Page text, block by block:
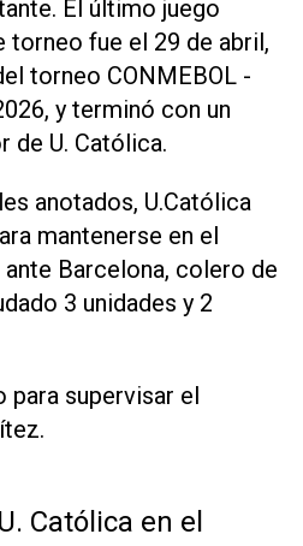
El último juego
torneo fue el 29 de abril,
torneo CONMEBOL -
y terminó con un
de U. Católica.
anotados, U.Católica
mantenerse en el
Barcelona, colero de
3 unidades y 2
para supervisar el
Católica en el